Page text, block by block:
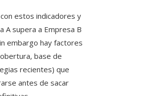
estos indicadores y
A supera a Empresa B
embargo hay factores
base de
recientes) que
antes de sacar